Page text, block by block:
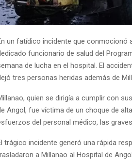
un fatídico incidente que conmocionó
funcionario de salud del
de lucha en el hospital. El
tres personas heridas además de
quien se dirigía a cumplir con
Angol, fue víctima de un choque de
del personal médico, las
trágico incidente generó una rápida
a Millanao al Hospital de